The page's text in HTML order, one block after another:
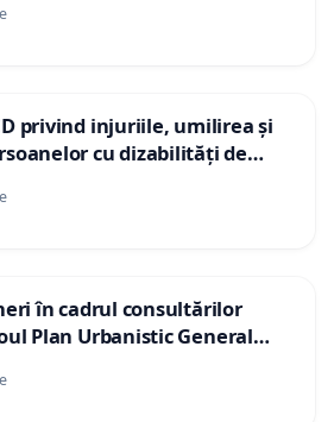
privind injuriile, umilirea și
cu dizabilități de
„Gorici”
în cadrul consultărilor
Plan Urbanistic General